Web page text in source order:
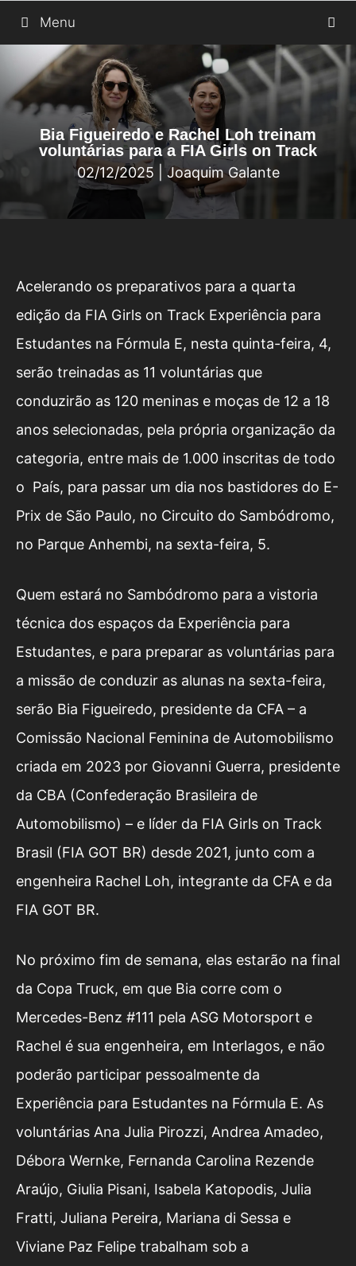
para
conteúdo
Menu
Bia Figueiredo e Rachel Loh treinam
voluntárias para a FIA Girls on Track
02/12/2025 Joaquim Galante
Acelerando os preparativos para a quarta
edição da FIA Girls on Track Experiência para
Estudantes na Fórmula E, nesta quinta-feira, 4,
serão treinadas as 11 voluntárias que
conduzirão as 120 meninas e moças de 12 a 18
anos selecionadas, pela própria organização da
categoria, entre mais de 1.000 inscritas de todo
o País, para passar um dia nos bastidores do E-
Prix de São Paulo, no Circuito do Sambódromo,
no Parque Anhembi, na sexta-feira, 5.
Quem estará no Sambódromo para a vistoria
técnica dos espaços da Experiência para
Estudantes, e para preparar as voluntárias para
a missão de conduzir as alunas na sexta-feira,
serão Bia Figueiredo, presidente da CFA – a
Comissão Nacional Feminina de Automobilismo
criada em 2023 por Giovanni Guerra, presidente
da CBA (Confederação Brasileira de
Automobilismo) – e líder da FIA Girls on Track
Brasil (FIA GOT BR) desde 2021, junto com a
engenheira Rachel Loh, integrante da CFA e da
FIA GOT BR.
No próximo fim de semana, elas estarão na final
da Copa Truck, em que Bia corre com o
Mercedes-Benz #111 pela ASG Motorsport e
Rachel é sua engenheira, em Interlagos, e não
poderão participar pessoalmente da
Experiência para Estudantes na Fórmula E. As
voluntárias Ana Julia Pirozzi, Andrea Amadeo,
Débora Wernke, Fernanda Carolina Rezende
Araújo, Giulia Pisani, Isabela Katopodis, Julia
Fratti, Juliana Pereira, Mariana di Sessa e
Viviane Paz Felipe trabalham sob a